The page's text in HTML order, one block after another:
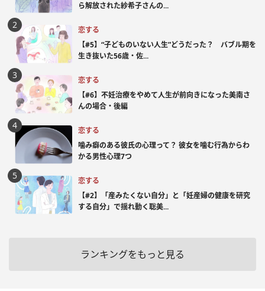
ら解放された紗希子さんの...
恋する
【#5】“子どものいない人生”どうだった？ バブル期を
生き抜いた56歳・佐...
恋する
【#6】不妊治療をやめて人生が前向きになった美南さ
んの場合・後編
恋する
噛み癖のある彼氏の心理って？ 彼女を噛む行為からわ
かる男性心理7つ
恋する
【#2】「産みたくない自分」と「妊産婦の健康を研究
する自分」で揺れ動く聡美...
ランキングをもっと見る